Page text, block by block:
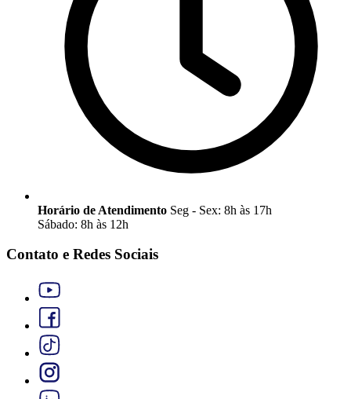
Horário de Atendimento Seg - Sex: 8h às 17h
Sábado: 8h às 12h
Contato e Redes Sociais